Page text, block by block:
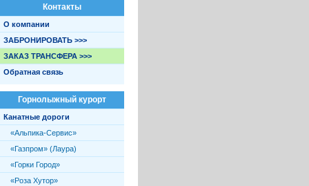
Контакты
О компании
ЗАБРОНИРОВАТЬ >>>
ЗАКАЗ ТРАНСФЕРА >>>
Обратная связь
Горнолыжный курорт
Канатные дороги
«Альпика-Сервис»
«Газпром» (Лаура)
«Горки Город»
«Роза Хутор»